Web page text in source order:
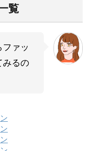
覧
ァッ
みるの